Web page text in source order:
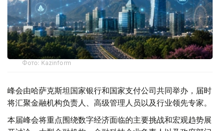
Фото: Kazinform
峰会由哈萨克斯坦国家银行和国家支付公司共同举办，届时
将汇聚金融机构负责人、高级管理人员以及行业领先专家。
本届峰会将重点围绕数字经济面临的主要挑战和宏观趋势展